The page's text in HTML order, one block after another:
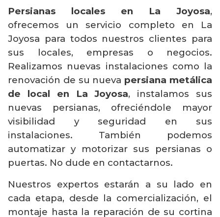
Persianas locales en La Joyosa,
ofrecemos un servicio completo en La
Joyosa para todos nuestros clientes para
sus locales, empresas o negocios.
Realizamos nuevas instalaciones como la
renovación de su nueva persiana metálica
de local en La Joyosa, instalamos sus
nuevas persianas, ofreciéndole mayor
visibilidad y seguridad en sus
instalaciones. También podemos
automatizar y motorizar sus persianas o
puertas. No dude en contactarnos.
Nuestros expertos estarán a su lado en
cada etapa, desde la comercialización, el
montaje hasta la reparación de su cortina